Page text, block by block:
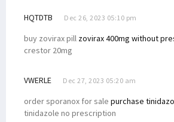
HQTDTB Dec 26, 2023 05:10 pm
buy zovirax pill zovirax 400mg without
crestor 20mg
VWERLE Dec 27, 2023 05:20 am
order sporanox for sale purchase
tinidazole no prescription